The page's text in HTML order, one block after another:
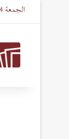
الجمعة 24 صفر 1448هـ